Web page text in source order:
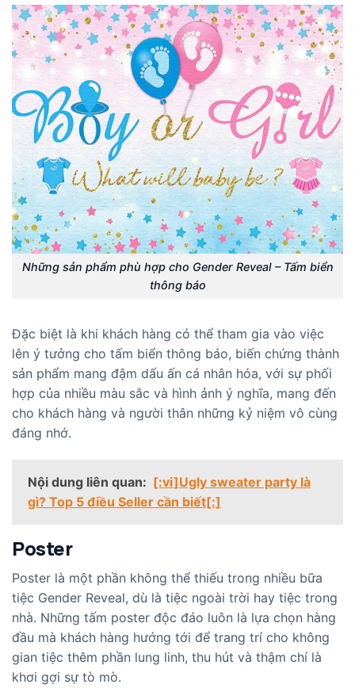
Những sản phẩm phù hợp cho Gender Reveal – Tấm biển
thông báo
Đặc biệt là khi khách hàng có thể tham gia vào việc
lên ý tưởng cho tấm biển thông báo, biến chứng thành
sản phẩm mang đậm dấu ấn cá nhân hóa, với sự phối
hợp của nhiều màu sắc và hình ảnh ý nghĩa, mang đến
cho khách hàng và người thân những kỷ niệm vô cùng
đáng nhớ.
Nội dung liên quan: [:vi]Ugly sweater party là
gì? Top 5 điều Seller cần biết[:]
Poster
Poster là một phần không thể thiếu trong nhiều bữa
tiệc Gender Reveal, dù là tiệc ngoài trời hay tiệc trong
nhà. Những tấm poster độc đáo luôn là lựa chọn hàng
đầu mà khách hàng hướng tới để trang trí cho không
gian tiệc thêm phần lung linh, thu hút và thậm chí là
khơi gợi sự tò mò.